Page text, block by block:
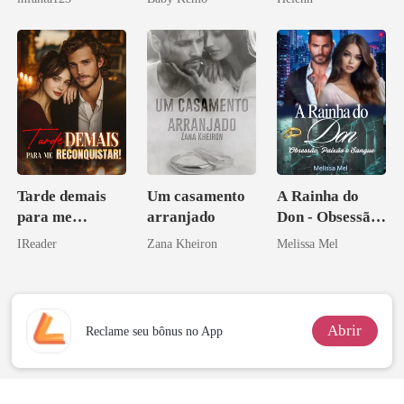
Tarde demais
para me
reconquistar!
IReader
Um casamento
arranjado
Zana Kheiron
A Rainha do
Don - Obsessão,
Paixão e Sangue
Melissa Mel
Reclame seu bônus no App Abrir